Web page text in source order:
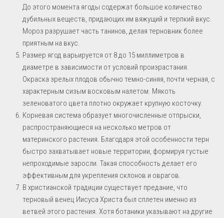
До этого момента ягоды содержат большое количество
дубильных веществ, придающих им вяжущий и терпкий вкус.
Мороз разрушает часть танинов, делая терновник более
приятным на вкус.
Размер ягод варьируется от 8 до 15 миллиметров в
диаметре в зависимости от условий произрастания.
Окраска зрелых плодов обычно темно-синяя, почти черная, с
характерным сизым восковым налетом. Мякоть
зеленоватого цвета плотно окружает крупную косточку.
Корневая система образует многочисленные отпрыски,
распространяющиеся на несколько метров от
материнского растения. Благодаря этой особенности терн
быстро захватывает новые территории, формируя густые
непроходимые заросли. Такая способность делает его
эффективным для укрепления склонов и оврагов.
В христианской традиции существует предание, что
терновый венец Иисуса Христа был сплетен именно из
ветвей этого растения. Хотя ботаники указывают на другие